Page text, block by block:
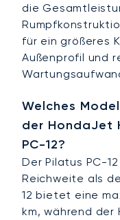
die
für ein größeres
Außenprofil und
Welches
der HondaJet
PC-12?
Der Pilatus PC-
Reichweite als
12 bietet eine
km, während der